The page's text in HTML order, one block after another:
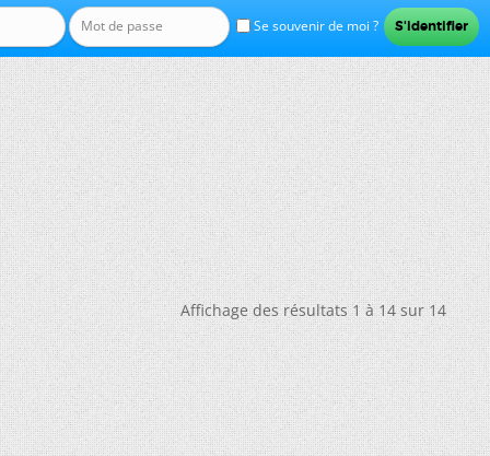
Se souvenir de moi ?
Affichage des résultats 1 à 14 sur 14